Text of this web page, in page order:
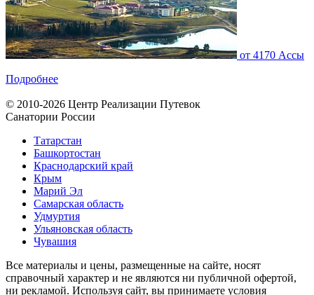
от 4170 Ассы
Подробнее
© 2010-2026 Центр Реализации Путевок
Санатории России
Татарстан
Башкортостан
Краснодарский край
Крым
Марий Эл
Самарская область
Удмуртия
Ульяновская область
Чувашия
Все материалы и цены, размещенные на сайте, носят
справочный характер и не являются ни публичной офертой,
ни рекламой. Используя сайт, вы принимаете условия